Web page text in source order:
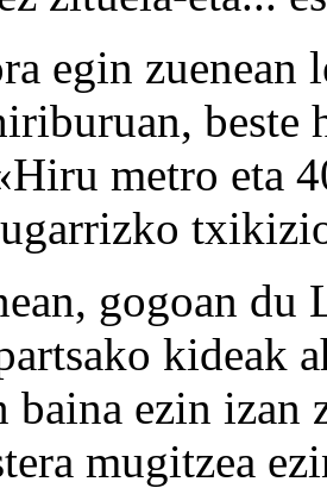
egin zuenean
beste
metro eta
gogoan du
kideak
baina ezin izan
mugitzea